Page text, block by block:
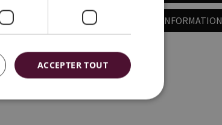
JE VOUDRAIS PLUS D'INFORMATION
<RETOUR
ACCEPTER TOUT